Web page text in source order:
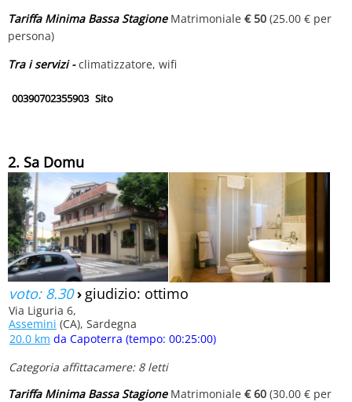
Tariffa Minima Bassa StagioneMatrimoniale € 50 (25.00 € per
persona)
Tra i servizi -climatizzatore, wifi
00390702355903 Sito
2. Sa Domu
voto: 8.30› giudizio: ottimo
Via Liguria 6,
Assemini (CA), Sardegna
20.0 km da Capoterra (tempo: 00:25:00)
Categoria affittacamere: 8 letti
Tariffa Minima Bassa StagioneMatrimoniale € 60 (30.00 € per